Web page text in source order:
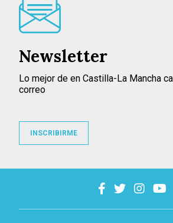
Newsletter
Lo mejor de en Castilla-La Mancha
correo
INSCRIBIRME